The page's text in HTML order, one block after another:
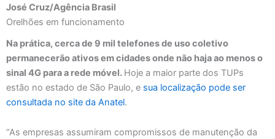
José Cruz/Agência Brasil
Orelhões em funcionamento
Na prática, cerca de 9 mil telefones de uso coletivo
permanecerão ativos em cidades onde não haja ao menos o
sinal 4G para a rede móvel. Hoje a maior parte dos TUPs
estão no estado de São Paulo, e sua localização pode ser
consultada no site da Anatel.
“As empresas assumiram compromissos de manutenção da